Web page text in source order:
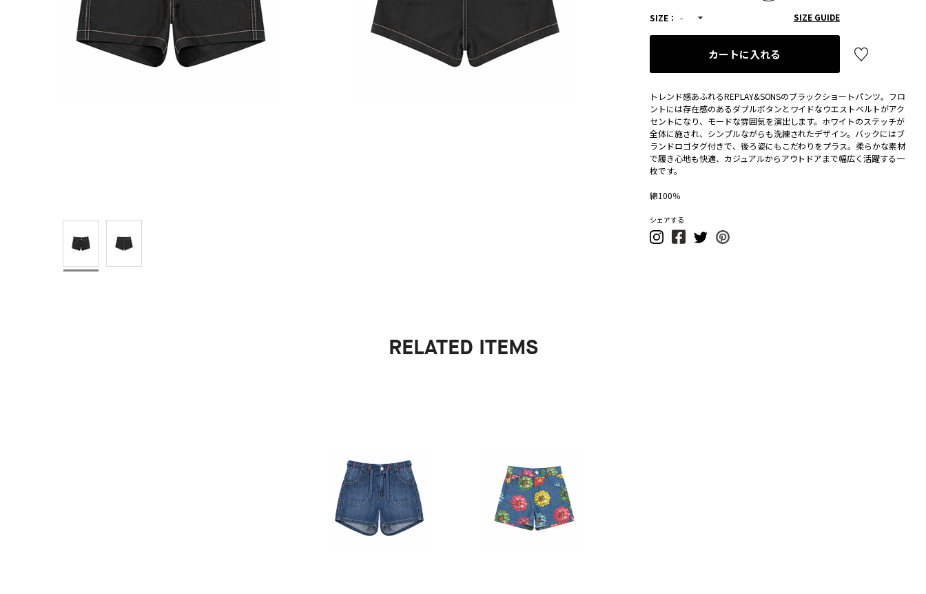
SIZE： - SIZE GUIDE
カートに入れる
トレンド感あふれるREPLAY&SONSのブラックショートパンツ。フロ
ントには存在感のあるダブルボタンとワイドなウエストベルトがアク
セントになり、モードな雰囲気を演出します。ホワイトのステッチが
全体に施され、シンプルながらも洗練されたデザイン。バックにはブ
ランドロゴタグ付きで、後ろ姿にもこだわりをプラス。柔らかな素材
で履き心地も快適、カジュアルからアウトドアまで幅広く活躍する一
枚です。
綿100％
シェアする
RELATED ITEMS